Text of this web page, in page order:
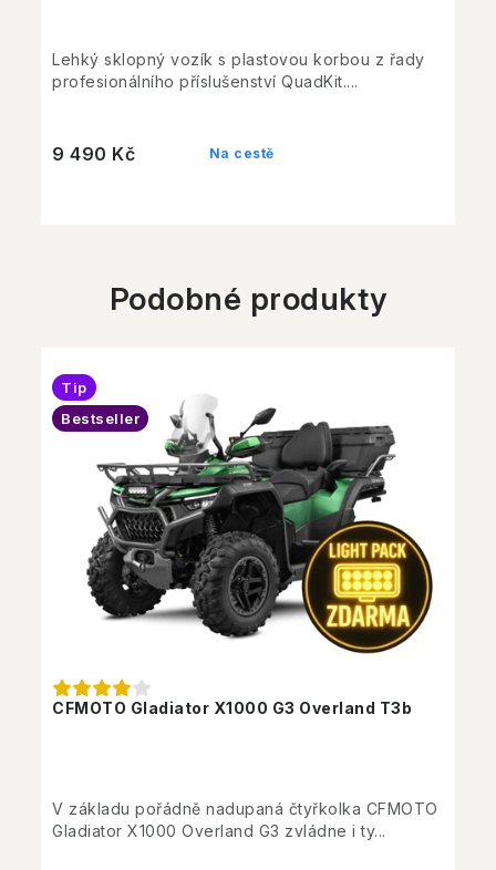
Na cestě
9 490 Kč
Lehký sklopný vozík s plastovou korbou z řady
profesionálního příslušenství QuadKit....
Podobné produkty
CFMOTO Gladiator X1000 G3 Overland T3b
Tip
Bestseller
V základu pořádně nadupaná čtyřkolka CFMOTO
Gladiator X1000 Overland G3 zvládne i ty...